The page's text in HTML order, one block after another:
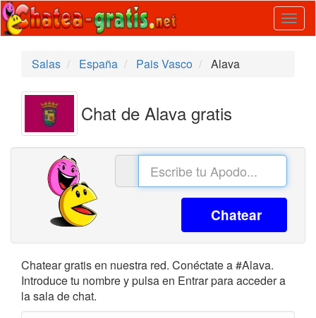
Salas
España Pais Vasco Alava
Chat de Alava gratis
Chatear
Chatear gratis en nuestra red. Conéctate a #Alava.
Introduce tu nombre y pulsa en Entrar para acceder a
la sala de chat.